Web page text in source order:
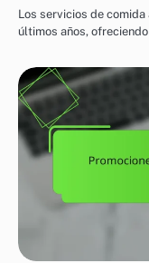
Los servicios de
últimos años,